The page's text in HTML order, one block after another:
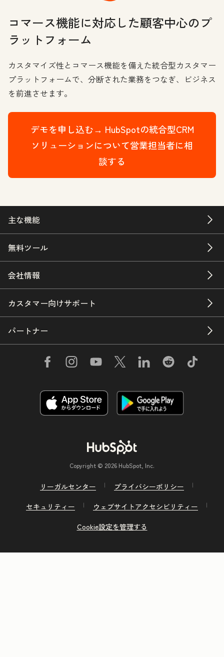
コマース機能に対応した顧客中心のプ
ラットフォーム
カスタマイズ性とコマース機能を備えた統合型カスタマー
プラットフォームで、分断された業務をつなぎ、ビジネス
を前進させます。
デモを申し込む→ HubSpotの統合型CRM
ソリューションについて営業担当者に相
談する
主な機能
無料ツール
会社情報
カスタマー向けサポート
パートナー
Copyright © 2026 HubSpot, Inc.
リーガルセンター
プライバシーポリシー
セキュリティー
ウェブサイトアクセシビリティー
Cookie設定を管理する